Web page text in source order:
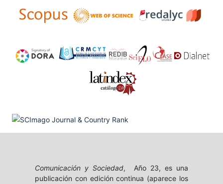
Comunicación y Sociedad, Año 23, es una
publicación con edición continua (aparece los